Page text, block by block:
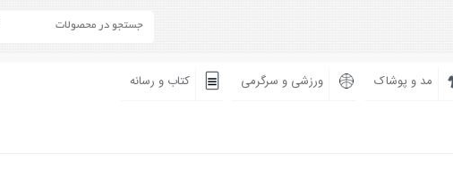
مد و پوشاک ورزشی و سرگرمی کتاب و رسانه